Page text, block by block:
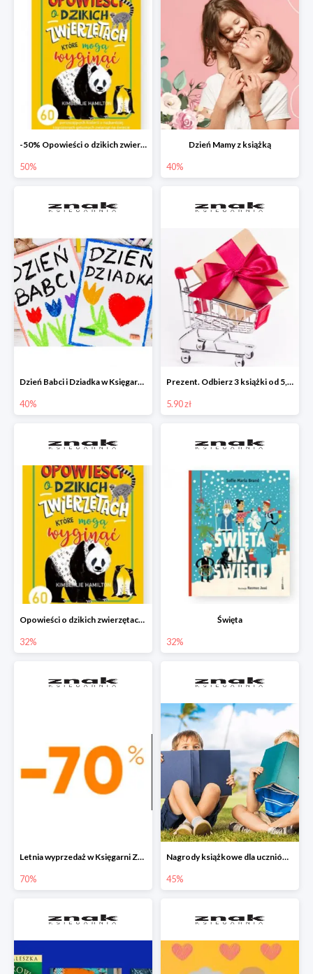
-50% Opowieści o dzikich zwierzętach
50%
Dzień Mamy z książką
40%
Dzień Babci i Dziadka w Księgarni Znak do -40%
40%
Prezent. Odbierz 3 książki od 5,90zł
5.90 zł
Opowieści o dzikich zwierzętach, które mogą wyginąć.
32%
Święta
32%
Letnia wyprzedaż w Księgarni Znak do -70%
70%
Nagrody książkowe dla uczniów na koniec roku szkolnego w Księgarni Znak do -45%
45%